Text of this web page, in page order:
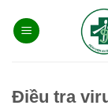
qua
Điều tra